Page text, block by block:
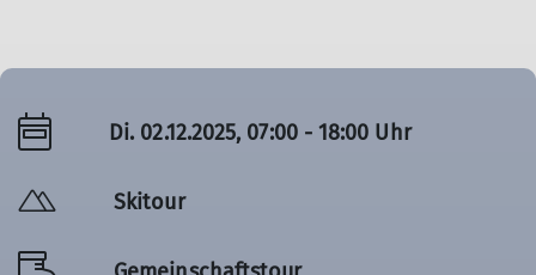
Di. 02.12.2025, 07:00 - 18:00 Uhr
Skitour